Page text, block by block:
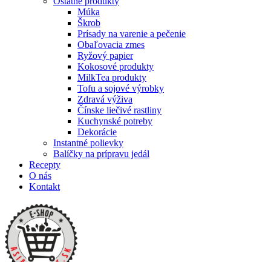
Múka
Škrob
Prísady na varenie a pečenie
Obaľovacia zmes
Ryžový papier
Kokosové produkty
MilkTea produkty
Tofu a sojové výrobky
Zdravá výživa
Čínske liečivé rastliny
Kuchynské potreby
Dekorácie
Instantné polievky
Balíčky na prípravu jedál
Recepty
O nás
Kontakt